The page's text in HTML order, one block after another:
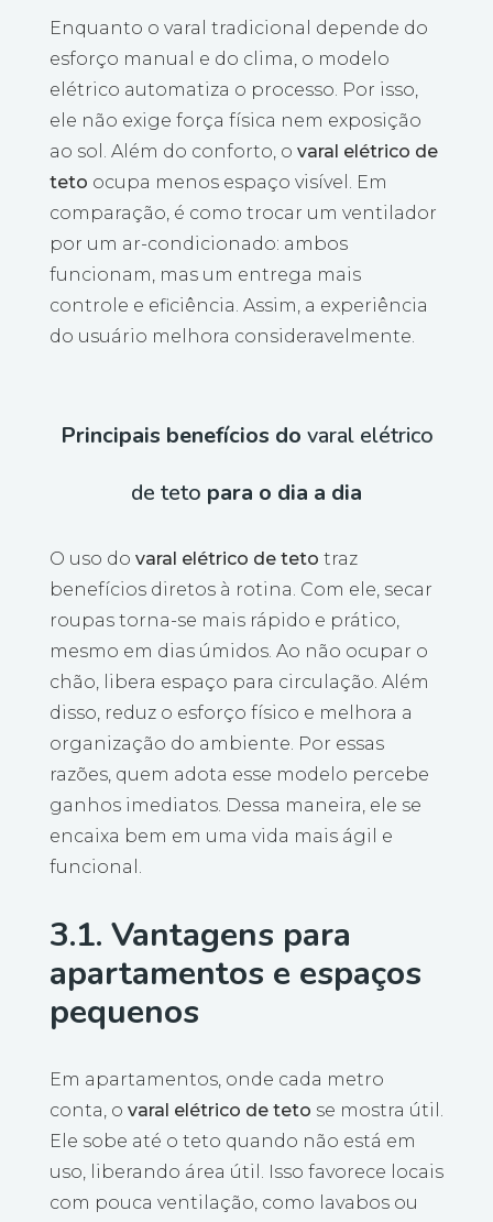
Enquanto o varal tradicional depende do
esforço manual e do clima, o modelo
elétrico automatiza o processo. Por isso,
ele não exige força física nem exposição
ao sol. Além do conforto, o varal elétrico de
teto ocupa menos espaço visível. Em
comparação, é como trocar um ventilador
por um ar-condicionado: ambos
funcionam, mas um entrega mais
controle e eficiência. Assim, a experiência
do usuário melhora consideravelmente.
Principais benefícios do varal elétrico
de teto para o dia a dia
O uso do varal elétrico de teto traz
benefícios diretos à rotina. Com ele, secar
roupas torna-se mais rápido e prático,
mesmo em dias úmidos. Ao não ocupar o
chão, libera espaço para circulação. Além
disso, reduz o esforço físico e melhora a
organização do ambiente. Por essas
razões, quem adota esse modelo percebe
ganhos imediatos. Dessa maneira, ele se
encaixa bem em uma vida mais ágil e
funcional.
3.1. Vantagens para
apartamentos e espaços
pequenos
Em apartamentos, onde cada metro
conta, o varal elétrico de teto se mostra útil.
Ele sobe até o teto quando não está em
uso, liberando área útil. Isso favorece locais
com pouca ventilação, como lavabos ou